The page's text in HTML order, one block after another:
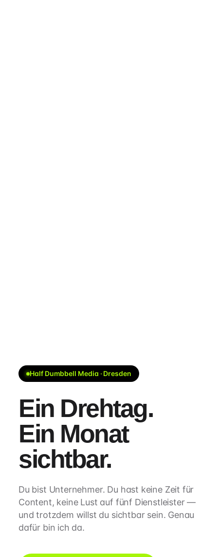
Half Dumbbell Media · Dresden
Ein Drehtag.
Ein Monat
sichtbar.
Du bist Unternehmer. Du hast keine Zeit für
Content, keine Lust auf fünf Dienstleister —
und trotzdem willst du sichtbar sein. Genau
dafür bin ich da.